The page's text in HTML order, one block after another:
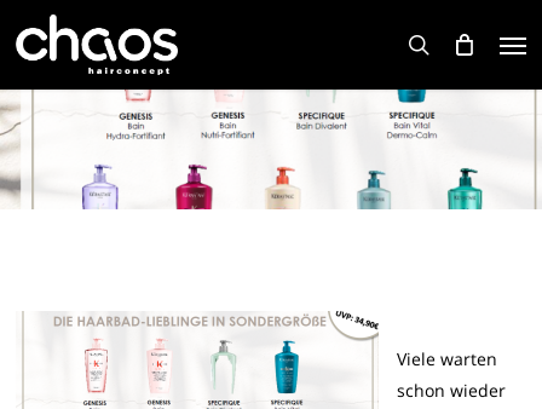
content
search
Viele warten
schon wieder